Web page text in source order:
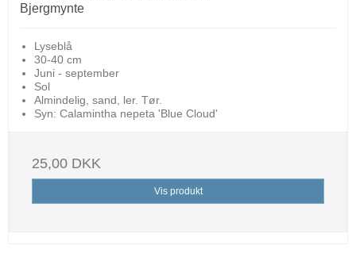
Bjergmynte
Lyseblå
30-40 cm
Juni - september
Sol
Almindelig, sand, ler. Tør.
Syn: Calamintha nepeta 'Blue Cloud'
25,00 DKK
Vis produkt